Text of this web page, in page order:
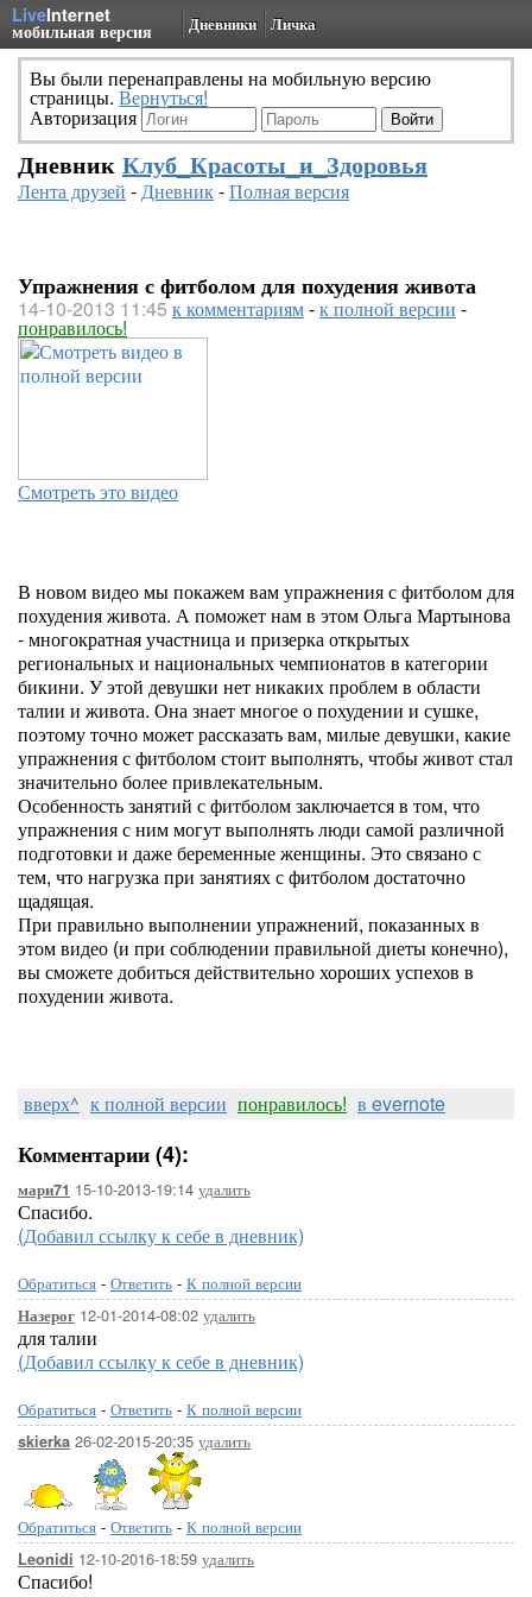
LiveInternet
мобильная версия Дневники Личка
Вы были перенаправлены на мобильную версию
страницы. Вернуться!
Авторизация
Дневник Клуб_Красоты_и_Здоровья
Лента друзей -Дневник-Полная версия
Упражнения с фитболом для похудения живота
14-10-2013 11:45 к комментариям-к полной версии -
понравилось!
Смотреть это видео
В новом видео мы покажем вам упражнения с фитболом для
похудения живота. А поможет нам в этом Ольга Мартынова
- многократная участница и призерка открытых
региональных и национальных чемпионатов в категории
бикини. У этой девушки нет никаких проблем в области
талии и живота. Она знает многое о похудении и сушке,
поэтому точно может рассказать вам, милые девушки, какие
упражнения с фитболом стоит выполнять, чтобы живот стал
значительно более привлекательным.
Особенность занятий с фитболом заключается в том, что
упражнения с ним могут выполнять люди самой различной
подготовки и даже беременные женщины. Это связано с
тем, что нагрузка при занятиях с фитболом достаточно
щадящая.
При правильно выполнении упражнений, показанных в
этом видео (и при соблюдении правильной диеты конечно),
вы сможете добиться действительно хороших успехов в
похудении живота.
вверх^ к полной версии понравилось! в evernote
Комментарии (4):
мари71 15-10-2013-19:14 удалить
Спасибо.
(Добавил ссылку к себе в дневник)
Обратиться - Ответить - К полной версии
Назерог 12-01-2014-08:02 удалить
для талии
(Добавил ссылку к себе в дневник)
Обратиться - Ответить - К полной версии
skierka 26-02-2015-20:35 удалить
Обратиться - Ответить - К полной версии
Leonidi 12-10-2016-18:59 удалить
Спасибо!